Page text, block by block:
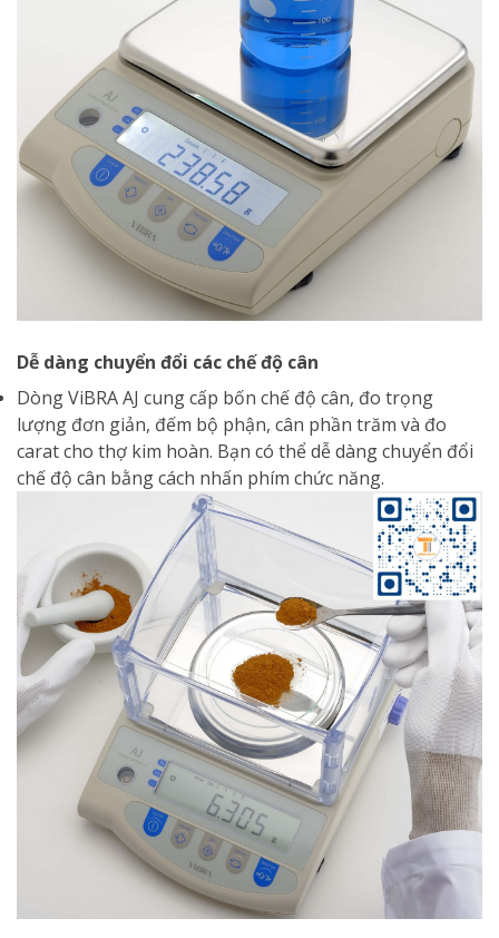
Dễ dàng chuyển đổi các chế độ cân
Dòng ViBRA AJ cung cấp bốn chế độ cân, đo trọng
lượng đơn giản, đếm bộ phận, cân phần trăm và đo
carat cho thợ kim hoàn. Bạn có thể dễ dàng chuyển đổi
chế độ cân bằng cách nhấn phím chức năng.